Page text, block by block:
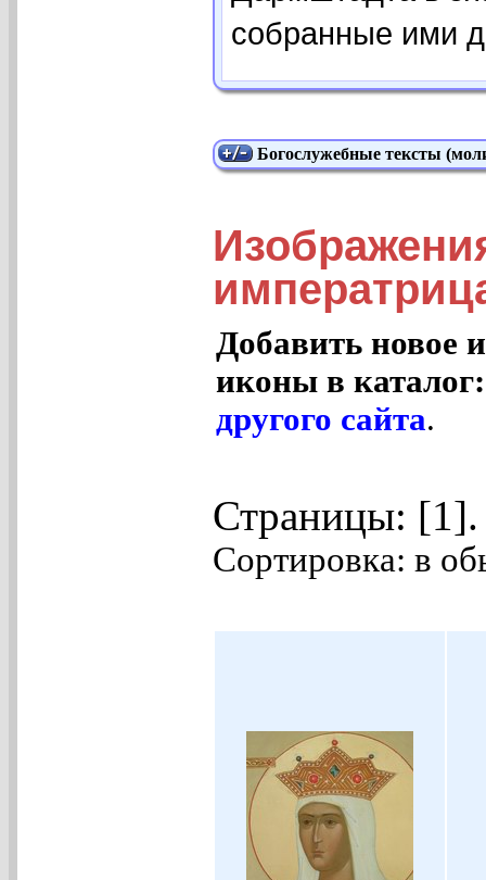
собранные ими
Богослужебные тексты
Добавить новое
иконы в
другого сайта.
Страницы:
Сортировка: в